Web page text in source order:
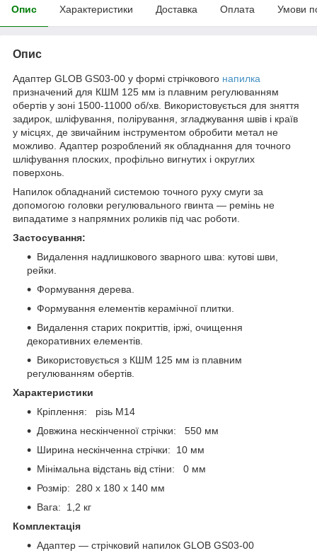
Опис Характеристики Доставка Оплата Умови
Опис
Адаптер GLOB GS03-00 у формі стрічкового напилка
призначений для КШМ 125 мм із плавним регулюванням
обертів у зоні 1500-11000 об/хв. Використовується для зняття
задирок, шліфування, полірування, згладжування швів і країв
у місцях, де звичайним інструментом обробити метал не
можливо. Адаптер розроблений як обладнання для точного
шліфування плоских, профільно вигнутих і округлих
поверхонь.
Напилок обладнаний системою точного руху смуги за
допомогою головки регулювального гвинта — ремінь не
випадатиме з напрямних роликів під час роботи.
Застосування:
Видалення надлишкового зварного шва: кутові шви,
рейки.
Формування дерева.
Формування елементів керамічної плитки.
Видалення старих покриттів, іржі, очищення
декоративних елементів.
Використовується з КШМ 125 мм із плавним
регулюванням обертів.
Характеристики
Кріплення: різь М14
Довжина нескінченної стрічки: 550 мм
Ширина нескінченна стрічки: 10 мм
Мінімальна відстань від стіни: 0 мм
Розмір: 280 x 180 x 140 мм
Вага: 1,2 кг
Комплектація
Адаптер — стрічковий напилок GLOB GS03-00